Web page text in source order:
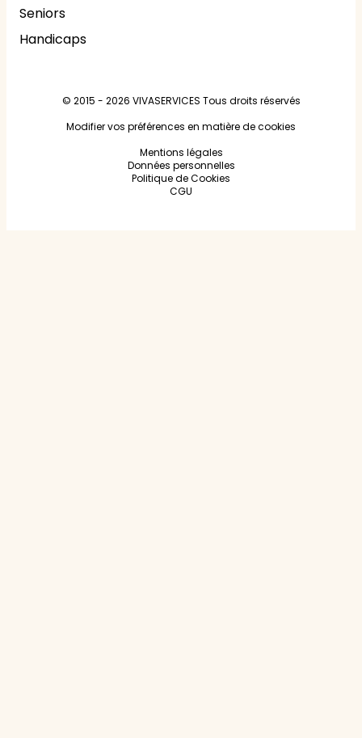
Seniors
Handicaps
© 2015 - 2026 VIVASERVICES Tous droits réservés
Modifier vos préférences en matière de cookies
Mentions légales
Données personnelles
Politique de Cookies
CGU